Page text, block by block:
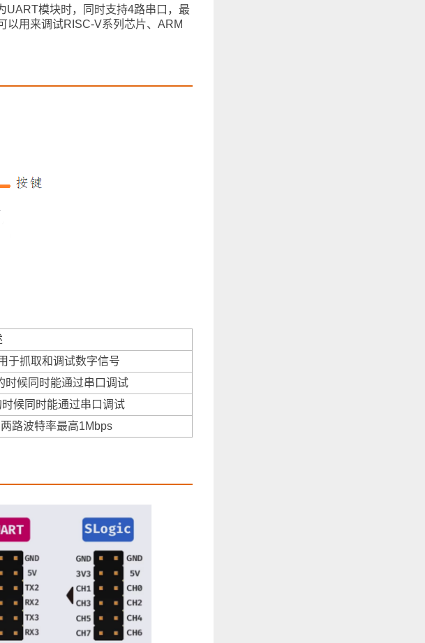
UART模块时，同时支持4路串口，最
以用来调试RISC-V系列芯片、ARM
于抓取和调试数字信号
时候同时能通过串口调试
候同时能通过串口调试
路波特率最高1Mbps